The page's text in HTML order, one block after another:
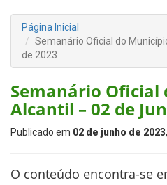
Página Inicial
Semanário Oficial do
de 2023
Semanário Oficial
Alcantil – 02 de
Publicado em 02 de junho de 2023
O conteúdo encontra-se